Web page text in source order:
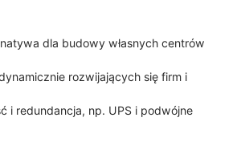
dla budowy własnych centrów
rozwijających się firm i
i redundancja, np. UPS i podwójne